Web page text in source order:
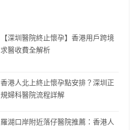
【深圳醫院終止懷孕】香港用戶跨境
求醫收費全解析
香港人北上終止懷孕點安排？深圳正
規婦科醫院流程詳解
羅湖口岸附近落仔醫院推薦：香港人